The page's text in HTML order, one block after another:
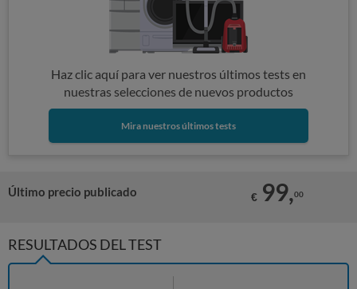
Haz clic aquí para ver nuestros últimos tests en
nuestras selecciones de nuevos productos
Mira nuestros últimos tests
Último precio publicado € 99,00
RESULTADOS DEL TEST